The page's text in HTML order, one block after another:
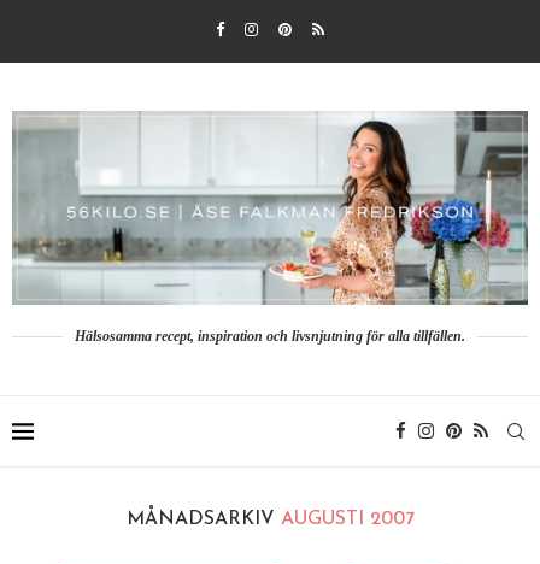
Hälsosamma recept, inspiration och livsnjutning för alla tillfällen.
MÅNADSARKIV AUGUSTI 2007